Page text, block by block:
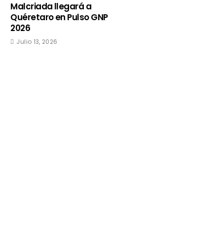
Malcriada llegará a
Quéretaro en Pulso GNP
2026
Julio 13, 2026